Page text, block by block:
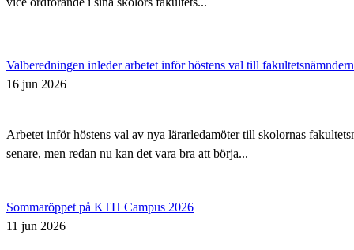
Valberedningen inleder arbetet inför höstens val till
16 jun 2026
Arbetet inför höstens val av nya lärarledamöter till skolornas
senare, men redan nu kan det vara bra att börja...
Sommaröppet på KTH Campus 2026
11 jun 2026